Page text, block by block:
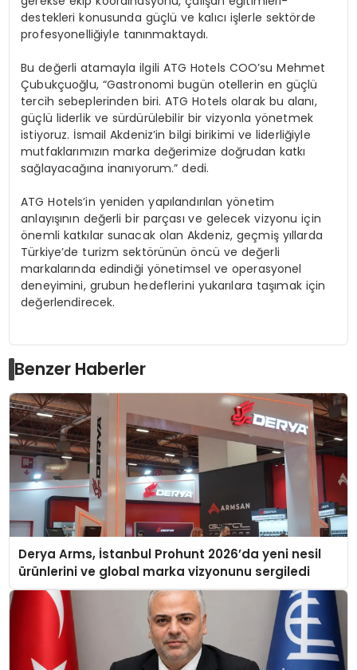
destekleri konusunda güçlü ve kalıcı işlerle sektörde
profesyonelliğiyle tanınmaktaydı.
Bu değerli atamayla ilgili ATGHotels COO’su Mehmet
Çubukçuoğlu, “Gastronomi bugün otellerin en güçlü
tercih sebeplerinden biri. ATGHotels olarak bu alanı,
güçlü liderlik ve sürdürülebilir bir vizyonla yönetmek
istiyoruz. İsmail Akdeniz’in bilgi birikimi ve liderliğiyle
mutfaklarımızın marka değerimize doğrudan katkı
sağlayacağına inanıyorum.” dedi.
ATGHotels’in yeniden yapılandırılan yönetim
anlayışının değerli bir parçası ve gelecek vizyonu için
önemli katkılar sunacak olan Akdeniz, geçmiş yıllarda
Türkiye’de turizm sektörünün öncü ve değerli
markalarında edindiği yönetimsel ve operasyonel
deneyimini, grubun hedeflerini yukarılara taşımak için
değerlendirecek.
Benzer Haberler
Derya Arms, İstanbul Prohunt 2026’da yeni nesil
ürünlerini ve global marka vizyonunu sergiledi